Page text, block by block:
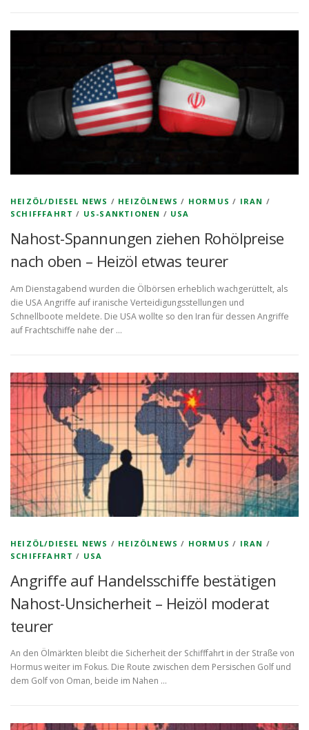
HEIZÖL/DIESEL NEWS / HEIZÖLNEWS / HORMUS / IRAN /
SCHIFFFAHRT / US-SANKTIONEN / USA
Nahost-Spannungen ziehen Rohölpreise
nach oben – Heizöl etwas teurer
Am Dienstagabend wurden die Ölbörsen erheblich wachgerüttelt, als
die USA Angriffe auf iranische Verteidigungsstellungen und
Schnellboote meldete. Die USA wollte so den Iran für dessen Angriffe
auf Frachtschiffe nahe der …
HEIZÖL/DIESEL NEWS / HEIZÖLNEWS / HORMUS / IRAN /
SCHIFFFAHRT / USA
Angriffe auf Handelsschiffe bestätigen
Nahost-Unsicherheit – Heizöl moderat
teurer
An den Ölmärkten bleibt die Sicherheit der Schifffahrt in der Straße von
Hormus weiter im Fokus. Die Route zwischen dem Persischen Golf und
dem Golf von Oman, beide im Nahen …